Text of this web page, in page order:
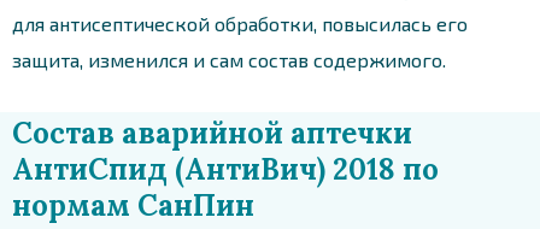
для антисептической обработки, повысилась его
защита, изменился и сам состав содержимого.
Состав аварийной аптечки
АнтиСпид (АнтиВич) 2018 по
нормам СанПин